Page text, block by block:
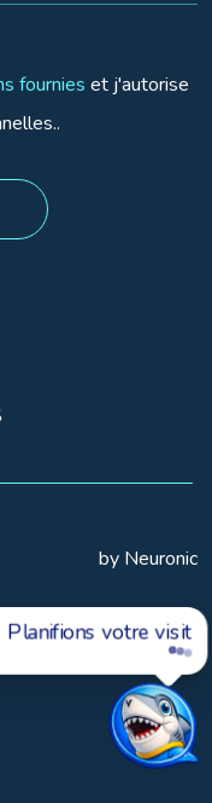
fournies et j'autorise
by Neuronic
votre visite ?